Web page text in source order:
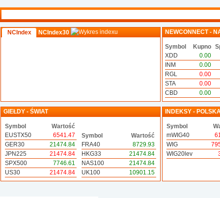
NCIndex NCIndex30 NEWCONNECT -
Symbol Kupno
XDD
0.00
INM
0.00
RGL
0.00
STA
0.00
CBD
0.00
GIEŁDY - ŚWIAT
Symbol
Wartość
EUSTX50
6541.47
GER30
21474.84
JPN225
21474.84
SPX500
7746.61
US30
21474.84
Symbol
Wartość
FRA40
8729.93
HKG33
21474.84
NAS100
21474.84
UK100
10901.15
INDEKSY -
Symbol
mWIG40
WIG
WIG20lev